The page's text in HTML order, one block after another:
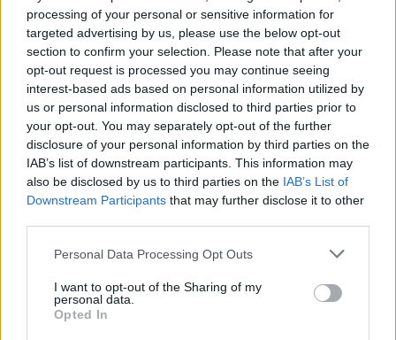
processing of your personal or sensitive information for
targeted advertising by us, please use the below opt-out
section to confirm your selection. Please note that after your
opt-out request is processed you may continue seeing
interest-based ads based on personal information utilized by
us or personal information disclosed to third parties prior to
your opt-out. You may separately opt-out of the further
disclosure of your personal information by third parties on the
IAB’s list of downstream participants. This information may
also be disclosed by us to third parties on the IAB’s List of
Downstream Participants that may further disclose it to other
Personal Data Processing Opt Outs
I want to opt-out of the Sharing of my
personal data.
Opted In
Añadir un comentario ...
🪐🚀 Canciones para Ver las Estrellas:
Psicodelia y Space Rock 🎸✨
🌌🚀 Viaje intergaláctico: la mejor selección de
psicodelia, space rock y atmósferas cósmicas para
tus noches de astronomía. 🪐🎸 Desconecta, mira
al firmamento y siente la gravedad cero. 💾 ¡Guarda
esta colección para tu próxima noche estrellada!
Letras Top Artistas Playlists
B C D E F G H I J K L
N O P Q R S T W
Z #